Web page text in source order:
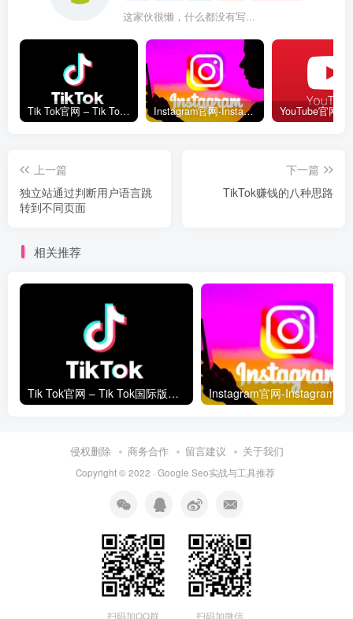
这家伙很懒，什么都没有写...
Tik Tok官网 – Tik Tok国际版网页入口 Instagram官网-Instagram网页版入口
上一篇
独立站通过判断用户语言跳
转到不同页面
下一篇
TikTok赚钱的八种思路
相关推荐
Tik Tok官网 – Tik Tok国际版网页入口
侵权删除 商务合作 留言建议 关于我们
Copyright © 2022 · Google Seo实战与工具推荐
扫码加QQ群 扫码加微信